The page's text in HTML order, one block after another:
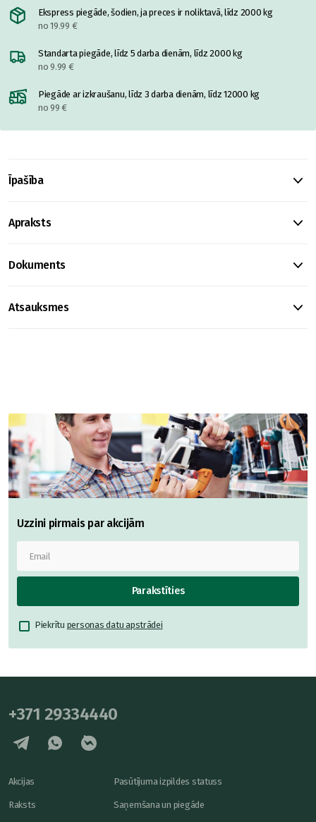
Ekspress piegāde, šodien, ja preces ir noliktavā, līdz 2000 kg
no 19.99 €
Standarta piegāde, līdz 5 darba dienām, līdz 2000 kg
no 9.99 €
Piegāde ar izkraušanu, līdz 3 darba dienām, līdz 12000 kg
no 99 €
Īpašība
Apraksts
Dokuments
Atsauksmes
Uzzini pirmais par akcijām
Parakstīties
Piekrītu personas datu apstrādei
+371 29334440
Akcijas
Raksts
Pasūtījuma izpildes statuss
Saņemšana un piegāde